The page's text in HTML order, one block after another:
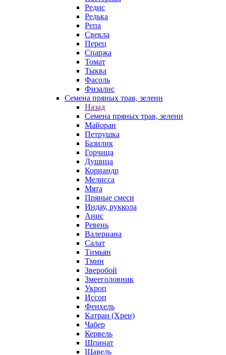
Редис
Редька
Репа
Свекла
Перец
Спаржа
Томат
Тыква
Фасоль
Физалис
Семена пряных трав, зелени
Назад
Семена пряных трав, зелени
Майоран
Петрушка
Базилик
Горчица
Душица
Кориандр
Мелисса
Мята
Пряные смеси
Индау, руккола
Анис
Ревень
Валериана
Салат
Тимьян
Тмин
Зверобой
Змееголовник
Укроп
Иссоп
Фенхель
Катран (Хрен)
Чабер
Кервель
Шпинат
Щавель